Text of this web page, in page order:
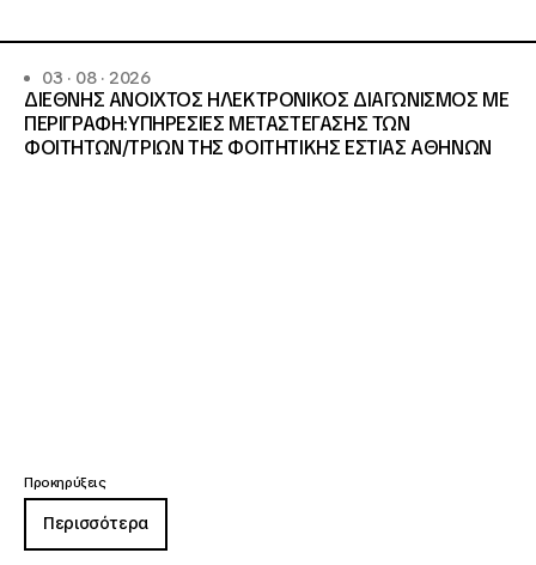
03 · 08 · 2026
ΔΙΕΘΝΗΣ ΑΝΟΙΧΤΟΣ ΗΛΕΚΤΡΟΝΙΚΟΣ ΔΙΑΓΩΝΙΣΜΟΣ ΜΕ
ΠΕΡΙΓΡΑΦΗ:ΥΠΗΡΕΣΙΕΣ METAΣΤΕΓΑΣΗΣ ΤΩΝ
ΦΟΙΤΗΤΩΝ/ΤΡΙΩΝ ΤΗΣ ΦΟΙΤΗΤΙΚΗΣ ΕΣΤΙΑΣ ΑΘΗΝΩΝ
Προκηρύξεις
Περισσότερα